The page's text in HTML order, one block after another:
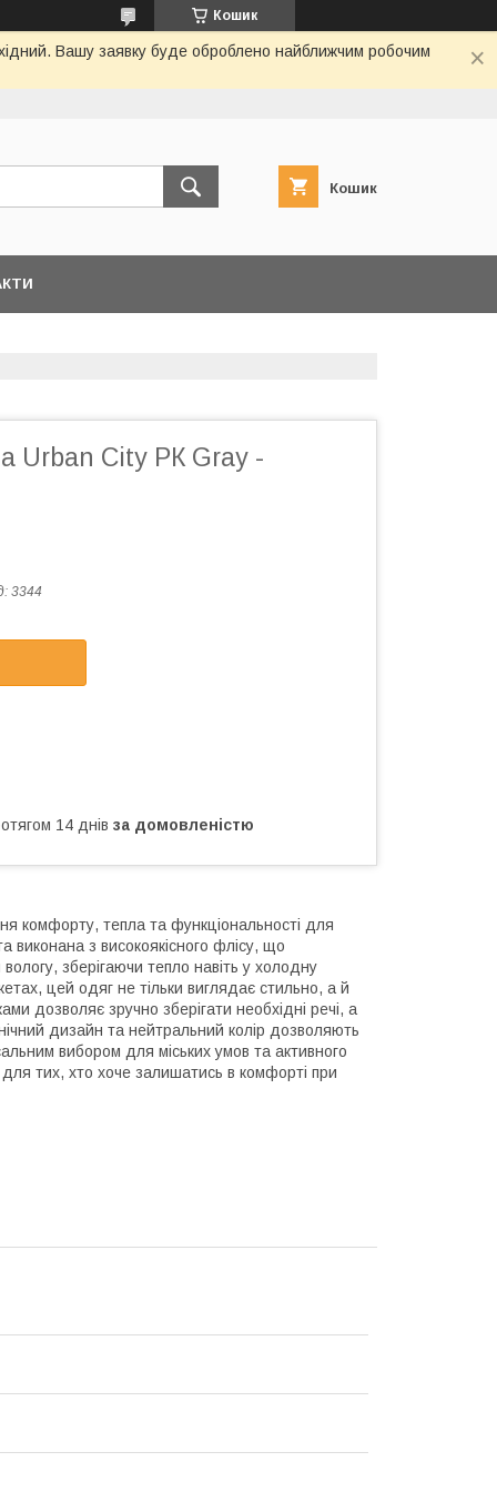
Кошик
Вашу заявку буде оброблено найближчим робочим
Кошик
Urban City РК Gray -
3344
14 днів за домовленістю
комфорту, тепла та функціональності для
виконана з високоякісного флісу, що
зберігаючи тепло навіть у холодну
цей одяг не тільки виглядає стильно, а й
дозволяє зручно зберігати необхідні речі, а
дизайн та нейтральний колір дозволяють
вибором для міських умов та активного
тих, хто хоче залишатись в комфорті при